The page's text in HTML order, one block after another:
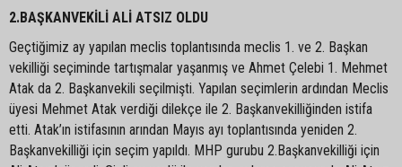
2.BAŞKANVEKİLİ ALİ ATSIZ OLDU
Geçtiğimiz ay yapılan meclis toplantısında meclis 1. ve 2. Başkan
vekilliği seçiminde tartışmalar yaşanmış ve Ahmet Çelebi 1. Mehmet
Atak da 2. Başkanvekili seçilmişti. Yapılan seçimlerin ardından Meclis
üyesi Mehmet Atak verdiği dilekçe ile 2. Başkanvekilliğinden istifa
etti. Atak’ın istifasının arından Mayıs ayı toplantısında yeniden 2.
Başkanvekilliği için seçim yapıldı. MHP gurubu 2.Başkanvekilliği için